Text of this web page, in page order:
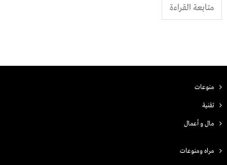
متابعة القراءة
منوعات
تقنية
مال و أعمال
مراه ومنوعات